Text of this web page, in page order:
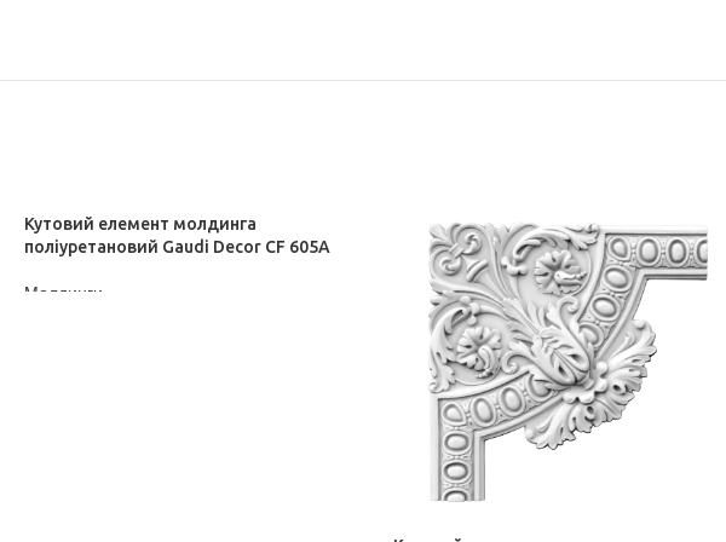
Кутовий елемент молдинга
поліуретановий Gaudi Decor CF 605A
Молдинги